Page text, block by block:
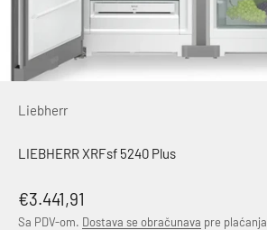
Liebherr
LIEBHERR XRFsf 5240 Plus
Akcijska cena
€3.441,91
Sa PDV-om. Dostava se obračunava pre